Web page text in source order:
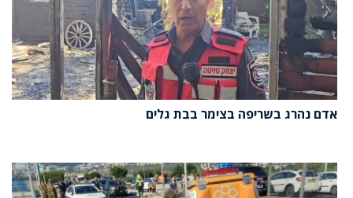
אדם נהרג בשריפה בצימר בבת גלים